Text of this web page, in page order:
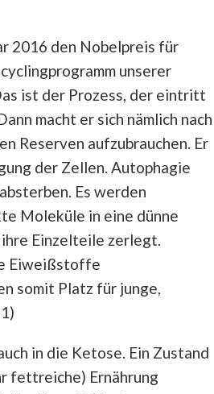
2016 den Nobelpreis für
unserer
ist der Prozess, der eintritt
macht er sich nämlich nach
Reserven aufzubrauchen. Er
der Zellen. Autophagie
Es werden
Moleküle in eine dünne
ihre Einzelteile zerlegt.
Eiweißstoffe
somit Platz für junge,
in die Ketose. Ein Zustand
fettreiche) Ernährung